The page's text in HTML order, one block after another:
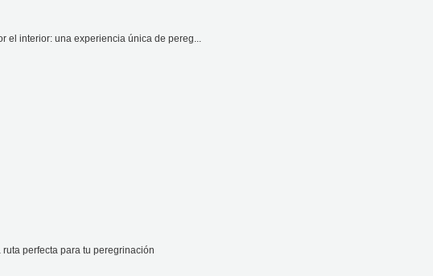
el interior: una experiencia única de pereg...
perfecta para tu peregrinación